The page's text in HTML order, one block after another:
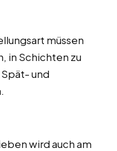
müssen
in Schichten zu
und
wird auch am